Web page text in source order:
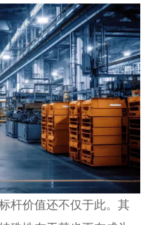
杆价值还不仅于此。其